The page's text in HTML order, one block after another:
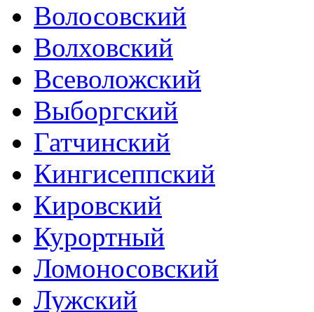
Волосовский
Волховский
Всеволожский
Выборгский
Гатчинский
Кингисеппский
Кировский
Курортный
Ломоносовский
Лужский